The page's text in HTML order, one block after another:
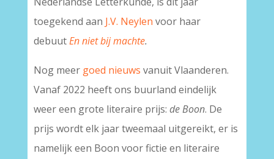
toegekend aan J.V. Neylen voor haar
debuutEn niet bij machte.
Nog meer goed nieuws vanuit Vlaanderen.
Vanaf 2022 heeft ons buurland eindelijk
weer een grote literaire prijs: de Boon. De
prijs wordt elk jaar tweemaal uitgereikt, er is
namelijk een Boon voor fictie en literaire